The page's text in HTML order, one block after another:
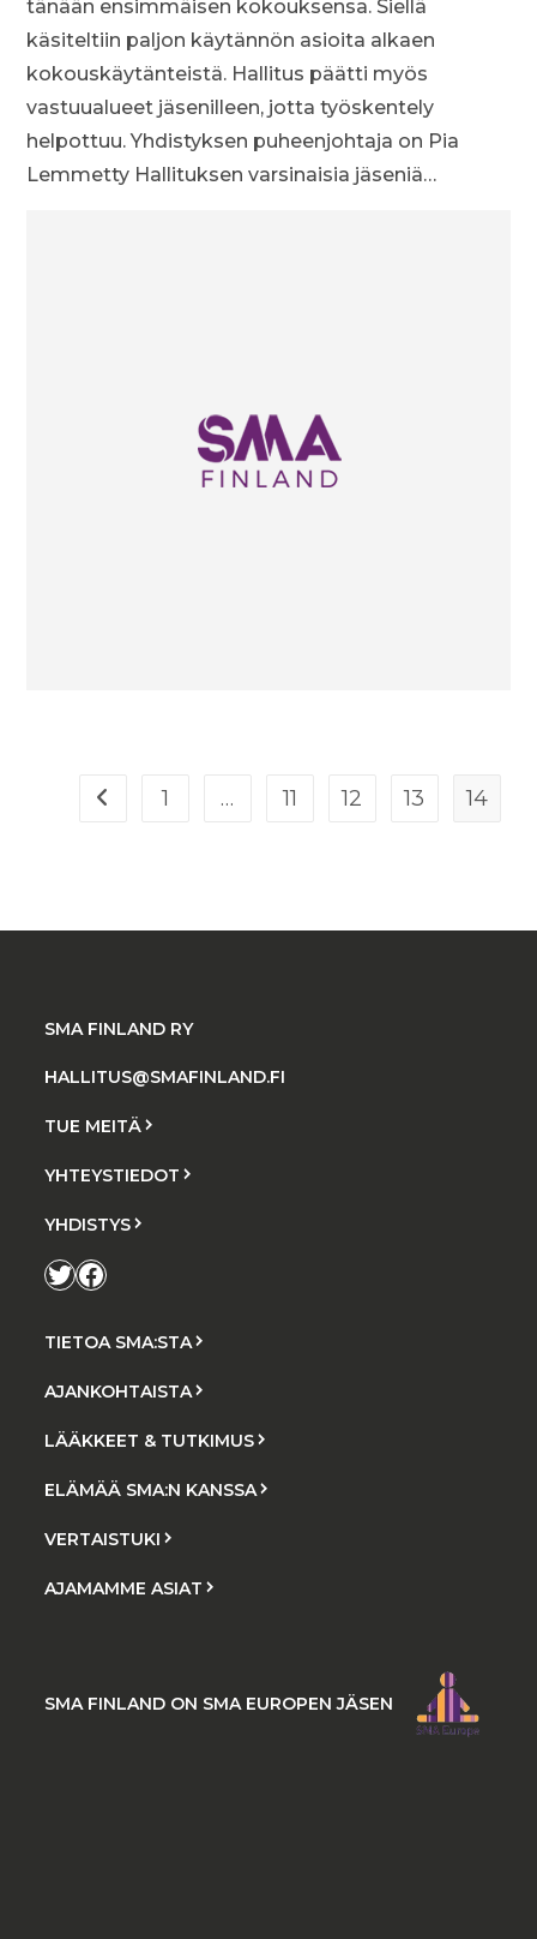
tänään ensimmäisen kokouksensa. Siellä
käsiteltiin paljon käytännön asioita alkaen
kokouskäytänteistä. Hallitus päätti myös
vastuualueet jäsenilleen, jotta työskentely
helpottuu. Yhdistyksen puheenjohtaja on Pia
Lemmetty Hallituksen varsinaisia jäseniä…
Siirry edelliselle sivulle
1 … 11 12 13 14
SMA FINLAND RY
HALLITUS@SMAFINLAND.FI
TUE MEITÄ
YHTEYSTIEDOT
YHDISTYS
TwitterFacebook
TIETOA SMA:STA
AJANKOHTAISTA
LÄÄKKEET & TUTKIMUS
ELÄMÄÄ SMA:N KANSSA
VERTAISTUKI
AJAMAMME ASIAT
SMA FINLAND ON SMA EUROPEN JÄSEN